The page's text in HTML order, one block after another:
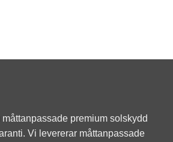
premium solskydd
Vi levererar måttanpassade